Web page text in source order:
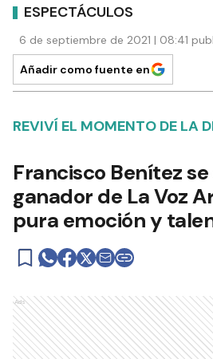
ESPECTÁCULOS
6 de septiembre de 2021 | 08:41
Añadir como fuente en
REVIVÍ EL MOMENTO DE LA
Francisco Benítez
ganador de La Voz
pura emoción y
Ads